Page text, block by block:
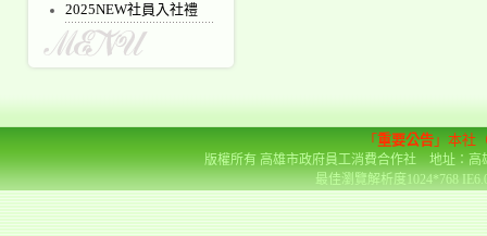
2025NEW社員入社禮
「 重要公告」本社
版權所有 高雄市政府員工消費合作社 地址：高
最佳瀏覽解析度1024*768